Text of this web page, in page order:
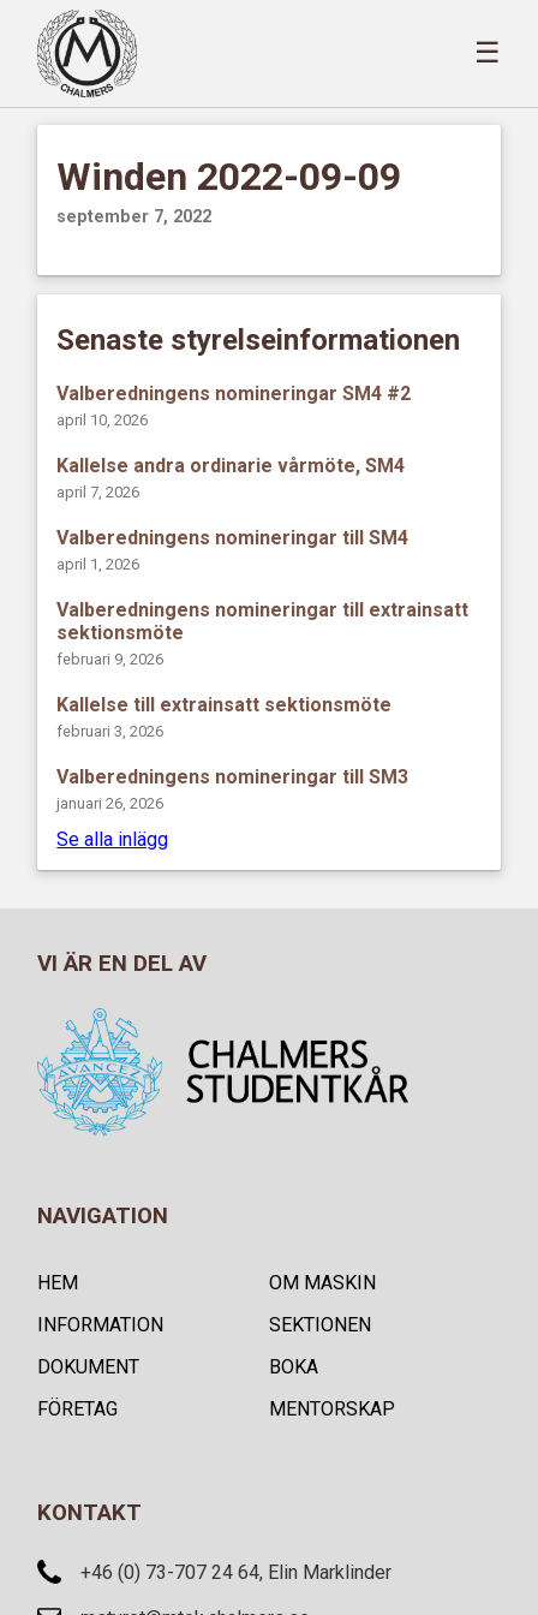
☰
Winden 2022-09-09
september 7, 2022
Senaste styrelseinformationen
Valberedningens nomineringar SM4 #2
april 10, 2026
Kallelse andra ordinarie vårmöte, SM4
april 7, 2026
Valberedningens nomineringar till SM4
april 1, 2026
Valberedningens nomineringar till extrainsatt
sektionsmöte
februari 9, 2026
Kallelse till extrainsatt sektionsmöte
februari 3, 2026
Valberedningens nomineringar till SM3
januari 26, 2026
Se alla inlägg
VI ÄR EN DEL AV
NAVIGATION
HEM
OM MASKIN
INFORMATION
SEKTIONEN
DOKUMENT
BOKA
FÖRETAG
MENTORSKAP
KONTAKT
+46 (0) 73-707 24 64, Elin Marklinder